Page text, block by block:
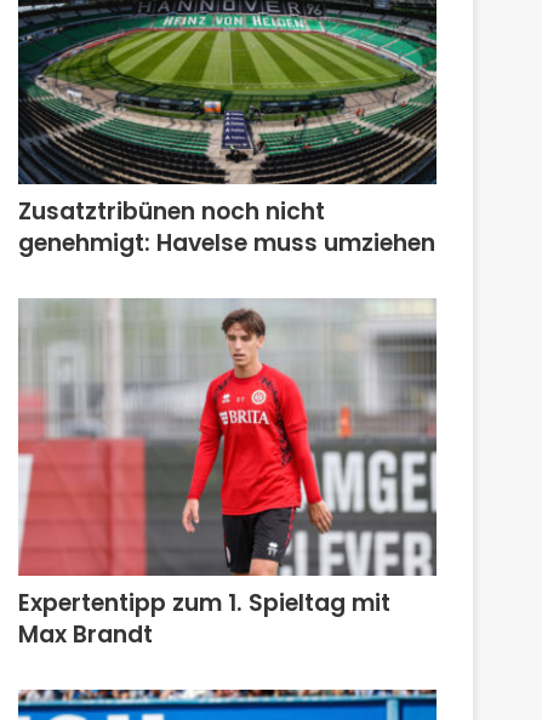
Zusatztribünen noch nicht
genehmigt: Havelse muss umziehen
Expertentipp zum 1. Spieltag mit
Max Brandt